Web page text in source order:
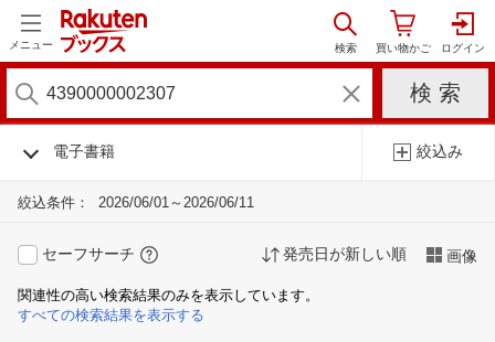
メニュー
電子書籍 絞込み
絞込条件： 2026/06/01～2026/06/11
セーフサーチ 発売日が新しい順 画像
関連性の高い検索結果のみを表示しています。
すべての検索結果を表示する